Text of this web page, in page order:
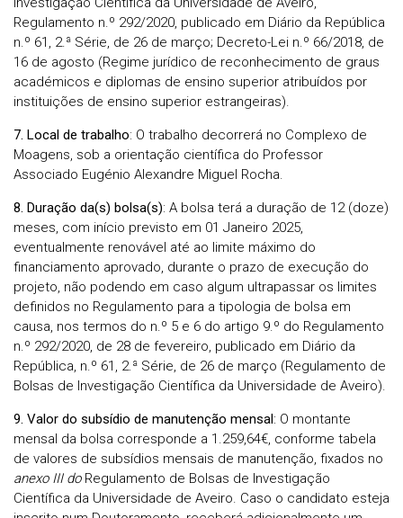
Regulamento n.º 292/2020, publicado em Diário da República
n.º 61, 2.ª Série, de 26 de março; Decreto-Lei n.º 66/2018, de
16 de agosto (Regime jurídico de reconhecimento de graus
académicos e diplomas de ensino superior atribuídos por
instituições de ensino superior estrangeiras).
7. Local de trabalho: O trabalho decorrerá no Complexo de
Moagens, sob a orientação científica do Professor
Associado Eugénio Alexandre Miguel Rocha.
8. Duração da(s) bolsa(s): A bolsa terá a duração de 12 (doze)
meses, com início previsto em 01 Janeiro 2025,
eventualmente renovável até ao limite máximo do
financiamento aprovado, durante o prazo de execução do
projeto, não podendo em caso algum ultrapassar os limites
definidos no Regulamento para a tipologia de bolsa em
causa, nos termos do n.º 5 e 6 do artigo 9.º do Regulamento
n.º 292/2020, de 28 de fevereiro, publicado em Diário da
República, n.º 61, 2.ª Série, de 26 de março (Regulamento de
Bolsas de Investigação Científica da Universidade de Aveiro).
9. Valor do subsídio de manutenção mensal: O montante
mensal da bolsa corresponde a 1.259,64€, conforme tabela
de valores de subsídios mensais de manutenção, fixados no
anexo III doRegulamento de Bolsas de Investigação
Científica da Universidade de Aveiro. Caso o candidato esteja